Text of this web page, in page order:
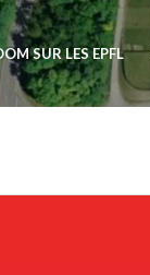
SUR LES EPFL